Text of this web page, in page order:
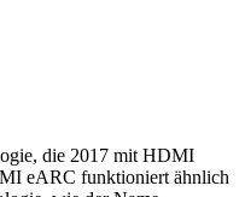
die 2017 mit HDMI
eARC funktioniert ähnlich